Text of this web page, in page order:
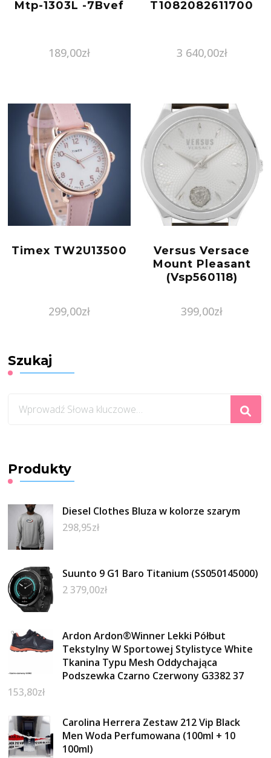
Mtp-1303L -7Bvef
189,00zł
T1082082611700
3 640,00zł
Timex TW2U13500
299,00zł
Versus Versace
Mount Pleasant
(Vsp560118)
399,00zł
Szukaj
czegoś?
Produkty
Diesel Clothes Bluza w kolorze szarym
298,95zł
Suunto 9 G1 Baro Titanium (SS050145000)
2 379,00zł
Ardon Ardon®Winner Lekki Półbut
Tekstylny W Sportowej Stylistyce White
Tkanina Typu Mesh Oddychająca
Podszewka Czarno Czerwony G3382 37
153,80zł
Carolina Herrera Zestaw 212 Vip Black
Men Woda Perfumowana (100ml + 10
100ml)